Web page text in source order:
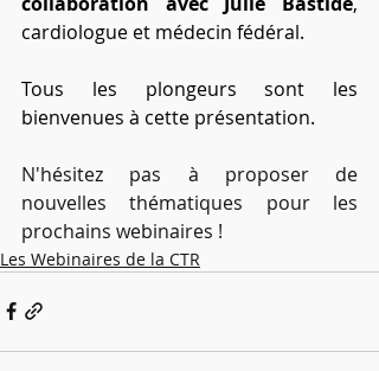
cardiologue et médecin fédéral.
Tous les plongeurs sont les
bienvenues à cette présentation.
N'hésitez pas à proposer de
nouvelles thématiques pour les
prochains webinaires !
Les Webinaires de la CTR